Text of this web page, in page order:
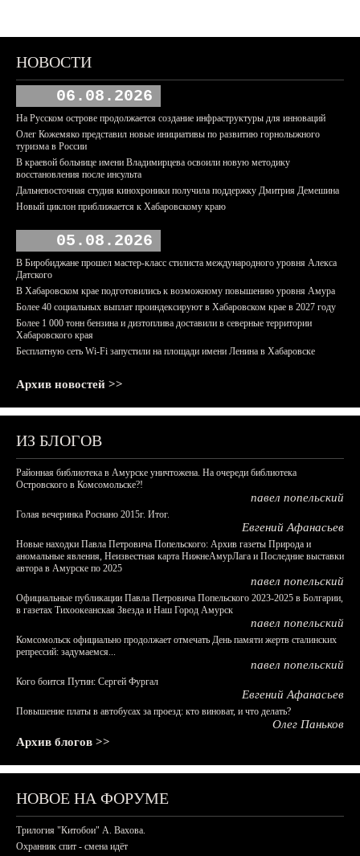
НОВОСТИ
06.08.2026
На Русском острове продолжается создание инфраструктуры для инноваций
Олег Кожемяко представил новые инициативы по развитию горнолыжного
туризма в России
В краевой больнице имени Владимирцева освоили новую методику
восстановления после инсульта
Дальневосточная студия кинохроники получила поддержку Дмитрия Демешина
Новый циклон приближается к Хабаровскому краю
05.08.2026
В Биробиджане прошел мастер-класс стилиста международного уровня Алекса
Датского
В Хабаровском крае подготовились к возможному повышению уровня Амура
Более 40 социальных выплат проиндексируют в Хабаровском крае в 2027 году
Более 1 000 тонн бензина и дизтоплива доставили в северные территории
Хабаровского края
Бесплатную сеть Wi-Fi запустили на площади имени Ленина в Хабаровске
Архив новостей >>
ИЗ БЛОГОВ
Районная библиотека в Амурске уничтожена. На очереди библиотека
Островского в Комсомольске?!
павел попельский
Голая вечеринка Роснано 2015г. Итог.
Евгений Афанасьев
Новые находки Павла Петровича Попельского: Архив газеты Природа и
аномальные явления, Неизвестная карта НижнеАмурЛага и Последние выставки
автора в Амурске по 2025
павел попельский
Официальные публикации Павла Петровича Попельского 2023-2025 в Болгарии,
в газетах Тихоокеанская Звезда и Наш Город Амурск
павел попельский
Комсомольск официально продолжает отмечать День памяти жертв сталинских
репрессий: задумаемся...
павел попельский
Кого боится Путин: Сергей Фургал
Евгений Афанасьев
Повышение платы в автобусах за проезд: кто виноват, и что делать?
Олег Паньков
Архив блогов >>
НОВОЕ НА ФОРУМЕ
Трилогия "Китобои" А. Вахова.
Охранник спит - смена идёт